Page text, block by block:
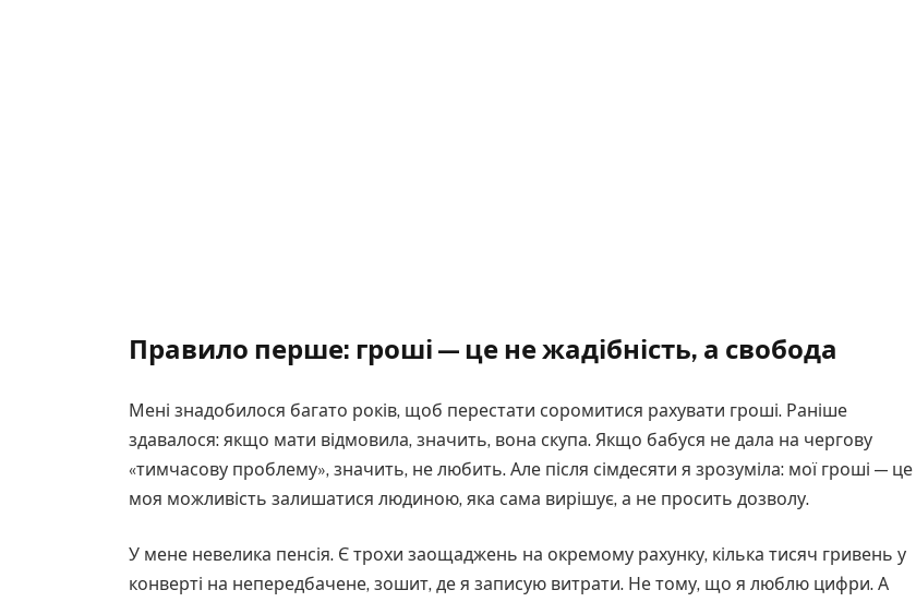
Правило перше: гроші — це не жадібність, а свобода
Мені знадобилося багато років, щоб перестати соромитися рахувати гроші. Раніше
здавалося: якщо мати відмовила, значить, вона скупа. Якщо бабуся не дала на чергову
«тимчасову проблему», значить, не любить. Але після сімдесяти я зрозуміла: мої гроші — це
моя можливість залишатися людиною, яка сама вирішує, а не просить дозволу.
У мене невелика пенсія. Є трохи заощаджень на окремому рахунку, кілька тисяч гривень у
конверті на непередбачене, зошит, де я записую витрати. Не тому, що я люблю цифри. А